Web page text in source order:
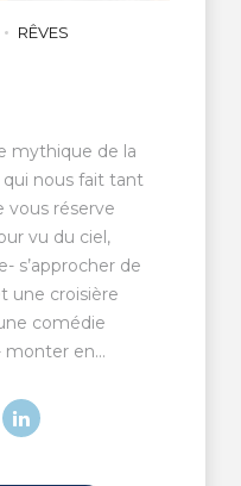
RÊVES
mythique de la
nous fait tant
vous réserve
vu du ciel,
s’approcher de
une croisière
comédie
monter en...